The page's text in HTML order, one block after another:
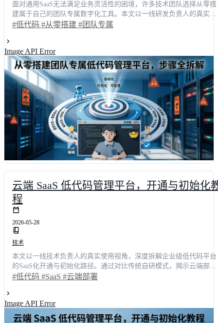
面对通用SaaS无法满足业务灵活性的困境，许多技术团队选择从零搭
建属于自己的团队专属数字化工具。本文以一线研发负责人的真实视
角，深度复盘我们低代码平台从0到1的完整落地路径。通过精准界定
解了权限管控、系统集成与灰度发布的实操细节，并分享如何通过数
据驱动实现平台的持续迭代。无论你是技术决策者还是开发主管，都
能从中获取可复用的架构蓝图与避坑指南，助力企业高效完成数字化
转型。
#低代码 #从零搭建 #团队专属
Image API Error
云端 SaaS 低代码管理平台，开通与初始化
程
2026-05-28
技术
本文以一线技术负责人的真实使用视角，深度拆解企业级低代码平台
的SaaS化开通与初始化路径。通过对比传统自研模式，揭示云端部署
如何打破资源瓶颈。文中包含完整的账号注册、安全策略配置、数据
**60%**以上，真正实现敏捷数字化转型。
#低代码 #SaaS #云端部署
Image API Error